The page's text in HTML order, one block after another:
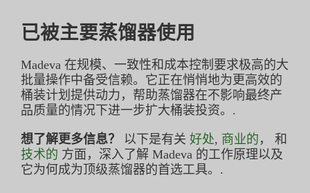
已被主要蒸馏器使用
Madeva 在规模、一致性和成本控制要求极高的大
批量操作中备受信赖。它正在悄悄地为更高效的
桶装计划提供动力，帮助蒸馏器在不影响最终产
品质量的情况下进一步扩大桶装投资。.
想了解更多信息？ 以下是有关 好处, 商业的 ， 和
技术的 方面，深入了解 Madeva 的工作原理以及
它为何成为顶级蒸馏器的首选工具。.